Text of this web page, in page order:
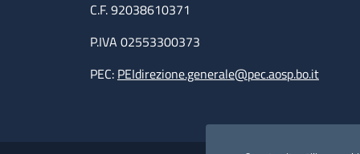
C.F. 92038610371
P.IVA 02553300373
PEC: PEIdirezione.generale@pec.aosp.bo.it